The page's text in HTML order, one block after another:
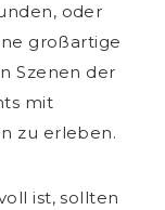
oder
großartige
Szenen der
mit
zu erleben.
ist, sollten